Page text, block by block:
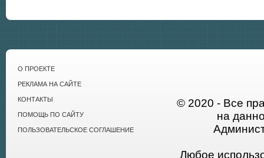
О ПРОЕКТЕ
РЕКЛАМА НА САЙТЕ
КОНТАКТЫ
ПОМОЩЬ ПО САЙТУ
ПОЛЬЗОВАТЕЛЬСКОЕ СОГЛАШЕНИЕ
© 2020 - Все
на
Любое